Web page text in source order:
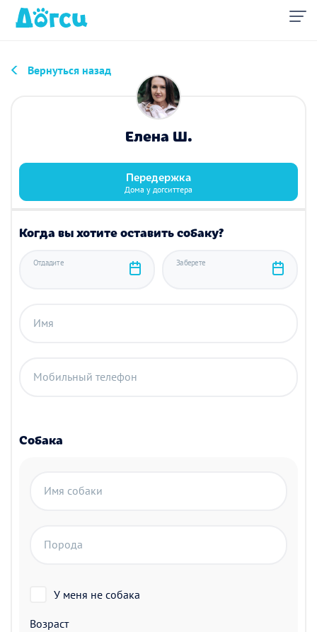
Вернуться назад
Елена Ш.
Передержка
Дома у догситтера
Когда вы хотите оставить собаку?
Отдадите Заберете
Имя
Мобильный телефон
Собака
Имя собаки
Порода
У меня не собака
Возраст